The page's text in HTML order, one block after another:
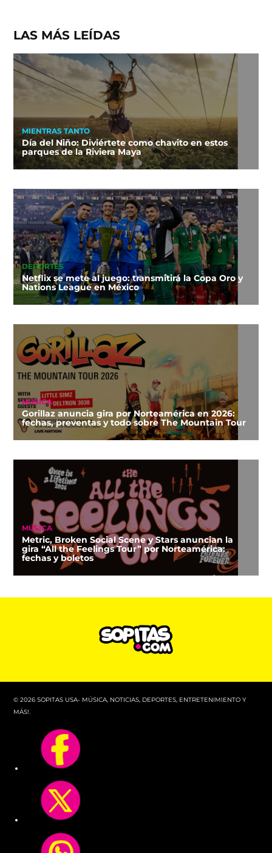
LAS MÁS LEÍDAS
MIENTRAS TANTO
Día del Niño: Diviértete como chavito en estos
parques de la Riviera Maya
DEPORTES
Netflix se mete al juego: transmitirá la Copa Oro y
Nations League en México
MÚSICA
Gorillaz anuncia gira por Norteamérica en 2026:
fechas, preventas y todo sobre The Mountain Tour
MÚSICA
Metric, Broken Social Scene y Stars anuncian la
gira “All the Feelings Tour” por Norteamérica:
fechas y boletos
© 2026 SOPITAS USA- MÚSICA, NOTICIAS, DEPORTES, ENTRETENIMIENTO Y
MÁS!.